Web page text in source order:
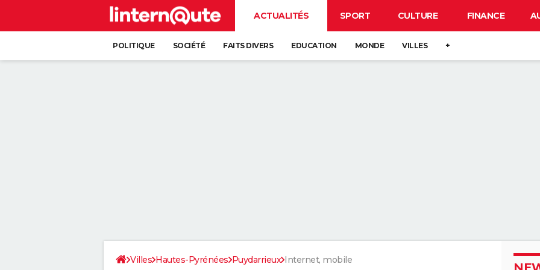
ACTUALITÉS SPORT CULTURE FINANCE
POLITIQUE SOCIÉTÉ FAITS DIVERS EDUCATION MONDE VILLES +
Villes Hautes-Pyrénées Puydarrieux Internet, mobile